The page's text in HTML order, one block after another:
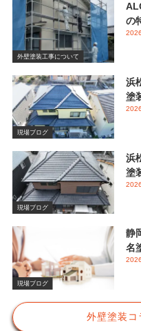
外壁塗装工事について
の
市
現場ブログ
浜
塗
と
現場ブログ
浜
塗
で
現場ブログ
静
名
か
外壁塗装コ